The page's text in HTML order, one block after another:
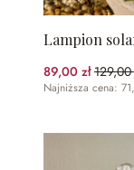
Lampion
89,00 zł129,00
Najniższa cena: